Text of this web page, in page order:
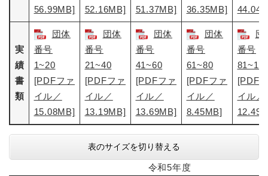
56.99MB]
52.16MB]
51.37MB]
36.35MB]
実
績
書
類
団体
番号
1~20
[PDFファ
イル／
15.08MB]
団体
番号
21~40
[PDFファ
イル／
13.19MB]
団体
番号
41~60
[PDFファ
イル／
13.69MB]
団体
番号
61~80
[PDFファ
イル／
8.45MB]
団
番号
[PDF
イル／
表のサイズを切り替える
令和5年度